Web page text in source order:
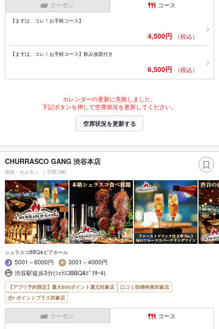
クーポン コース
【まずは、コレ！お手軽コース】
4,500円 （税込）
【まずは、コレ！お手軽コース】飲み放題付き
6,500円 （税込）
カレンダーの更新に失敗しました。
下記ボタンを押して空席状況を更新してください。
空席状況を更新する
CHURRASCO GANG 渋谷本店
焼肉・ホルモン 宇田川町
シュラスコBBQ&ビアホール
5001～6000円
3001～4000円
渋谷駅徒歩3分(ｼｭﾗｽｺBBQ&ﾋﾞｱﾎｰﾙ)
【アプリ予約限定】最大800ポイント還元対象店
口コミ投稿特典対象店
ポイントプラス対象店
クーポン コース